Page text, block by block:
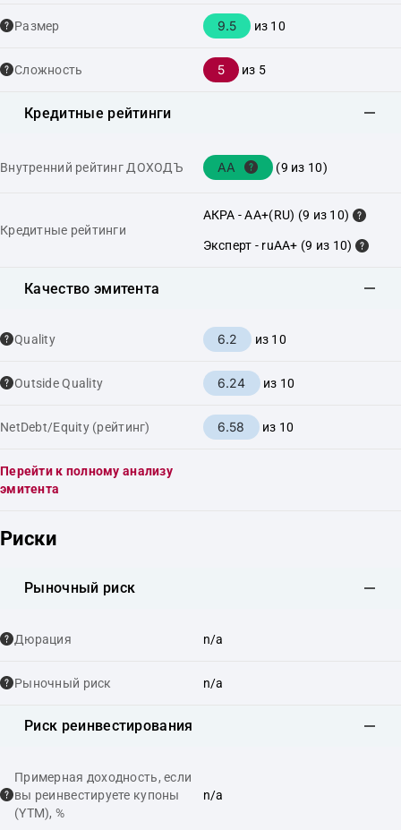
Размер 9.5 из 10
Сложность 5 из 5
Кредитные рейтинги
Внутренний рейтинг ДОХОДЪ AA (9 из 10)
Кредитные рейтинги
АКРА - AA+(RU) (9 из 10)
Эксперт - ruAA+ (9 из 10)
Качество эмитента
Quality 6.2 из 10
Outside Quality 6.24 из 10
NetDebt/Equity (рейтинг) 6.58 из 10
Перейти к полному анализу
эмитента
Риски
Рыночный риск
Дюрация n/a
Рыночный риск n/a
Риск реинвестирования
Примерная доходность, если
вы реинвестируете купоны
(YTM), %
n/a